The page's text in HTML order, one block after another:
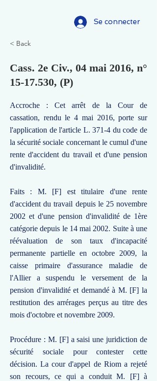
Se connecter
< Back
Cass. 2e Civ., 04 mai 2016, n°
15-17.530, (P)
Accroche : Cet arrêt de la Cour de
cassation, rendu le 4 mai 2016, porte sur
l'application de l'article L. 371-4 du code de
la sécurité sociale concernant le cumul d'une
rente d'accident du travail et d'une pension
d'invalidité.
Faits : M. [F] est titulaire d'une rente
d'accident du travail depuis le 25 novembre
2002 et d'une pension d'invalidité de 1ère
catégorie depuis le 14 mai 2002. Suite à une
réévaluation de son taux d'incapacité
permanente partielle en octobre 2009, la
caisse primaire d'assurance maladie de
l'Allier a suspendu le versement de la
pension d'invalidité et demandé à M. [F] la
restitution des arrérages perçus au titre des
mois d'octobre et novembre 2009.
Procédure : M. [F] a saisi une juridiction de
sécurité sociale pour contester cette
décision. La cour d'appel de Riom a rejeté
son recours, ce qui a conduit M. [F] à